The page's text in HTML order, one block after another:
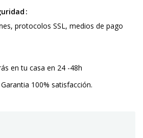
protocolos SSL, medios de pago
en tu casa en 24 -48h
Garantia 100% satisfacción.